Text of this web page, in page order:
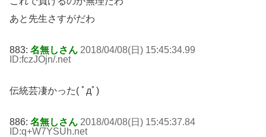
あと先生さすがだわ
883: 名無しさん 2018/04/08(日) 15:45:34.99
ID:fczJOjn/.net
伝統芸凄かった( ﾟдﾟ)
886: 名無しさん 2018/04/08(日) 15:45:37.84
ID:q+W7YSUh.net